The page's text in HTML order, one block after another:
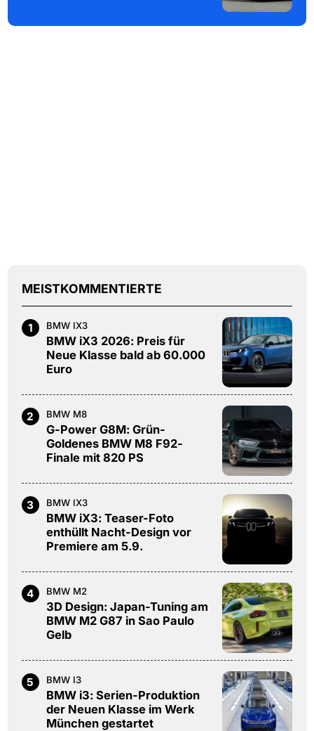
MEISTKOMMENTIERTE
1 BMW IX3
BMW iX3 2026: Preis für
Neue Klasse bald ab 60.000
Euro
2 BMW M8
G-Power G8M: Grün-
Goldenes BMW M8 F92-
Finale mit 820 PS
3 BMW IX3
BMW iX3: Teaser-Foto
enthüllt Nacht-Design vor
Premiere am 5.9.
4 BMW M2
3D Design: Japan-Tuning am
BMW M2 G87 in Sao Paulo
Gelb
5 BMW I3
BMW i3: Serien-Produktion
der Neuen Klasse im Werk
München gestartet